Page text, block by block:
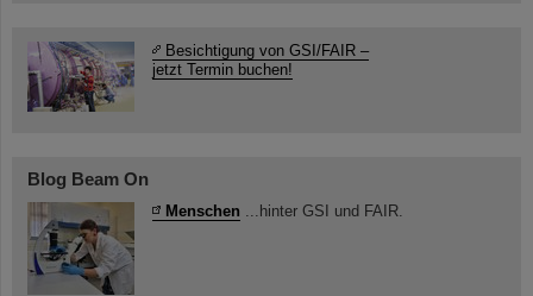
Besichtigung von GSI/FAIR –
jetzt Termin buchen!
Blog Beam On
Menschen ...hinter GSI und FAIR.